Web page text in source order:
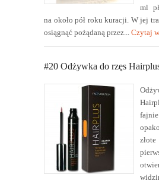
ml
na około pół roku kuracji. W jej
osiągnąć pożądaną przez...
Czytaj
#20 Odżywka do rzęs